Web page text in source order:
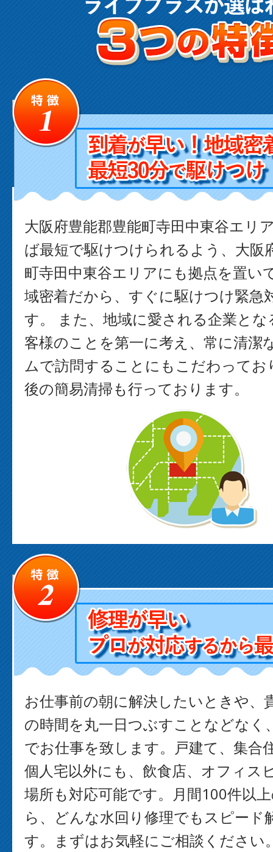
大阪府豊能郡豊能町寺田中東谷エリ
ば最短で駆けつけられるよう、大阪
町寺田中東谷エリアにも拠点を置い
域密着だから、すぐに駆けつけ緊急
す。 また、地域に愛される企業と
客様のことを第一に考え、常に清潔
ムで訪問することにもこだわってお
後の簡易清掃も行っております。
お仕事前の朝に解決したいときや、
の時間を丸一日つぶすことなどなく
でお仕事を致します。戸建て、集合
個人宅以外にも、飲食店、オフィス
場所も対応可能です。月間100件以
ら、どんな水回り修理でもスピード
す。まずはお気軽にご相談ください